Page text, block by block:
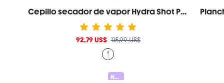
Cepillo secador de vapor Hydra Shot Pro de 38 mm (1,5"), nanovapor a prueba de quemaduras, 9 temperaturas y 3 niveles de vapor, calentamiento rápido y menos daño, antiencrespamiento y larga duración, voltaje universal para todo tipo de cabello. Regalo Rosa Constituir Playa Festivales Cuidado del cabello Y2K Vacaciones Verano Accesorios para el cabello regreso a la escuela Hogar
92,79 US$ 115,99 US$
Nuevo